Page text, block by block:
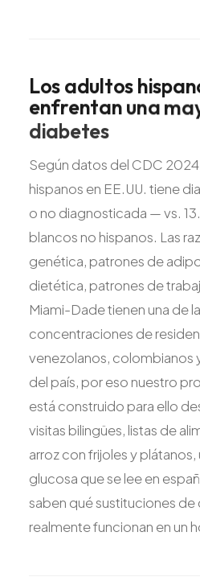
Losadultos
enfrentanuna
diabetes
Según datos del CDC
hispanos en EE.UU. tiene
o no diagnosticada — vs.
blancos no hispanos. Las
genética, patrones de
dietética, patrones de
Miami-Dade tienen una de
concentraciones de
venezolanos, colombianos
del país, por eso nuestro
está construido para ello
visitas bilingües, listas de
arroz con frijoles y
glucosa que se lee en
saben qué sustituciones
realmente funcionan en un